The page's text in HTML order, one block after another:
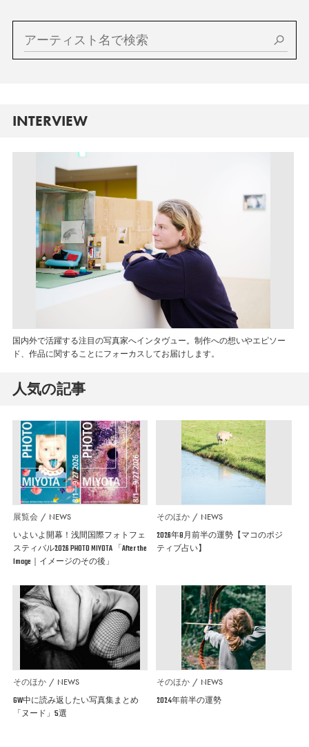
INTERVIEW
国内外で活躍する注目の写真家へインタヴュー。制作への想いやエピソー
ド、作品に関することにフォーカスしてお届けします。
人気の記事
展覧会 NEWS
いよいよ開幕！浅間国際フォトフェ
スティバル2026 PHOTO MIYOTA 「After the
Image｜イメージのその後」
そのほか NEWS
2026年8月前半の運勢【マコのポジ
ティブ占い】
そのほか NEWS
GW中に読み返したい写真集まとめ
「ヌード」5選
そのほか NEWS
2024年前半の運勢